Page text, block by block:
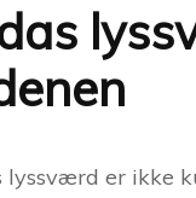
lyssværd er ikke